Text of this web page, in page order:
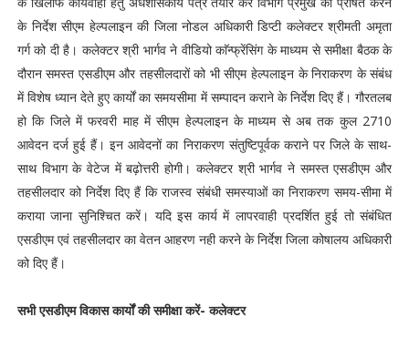
के निर्देश सीएम हेल्पलाइन की जिला नोडल अधिकारी डिप्टी कलेक्टर श्रीमती अमृता
गर्ग को दी है। कलेक्टर श्री भार्गव ने वीडियो काॅन्फ्रेंसिंग के माध्यम से समीक्षा बैठक के
दौरान समस्त एसडीएम और तहसीलदारों को भी सीएम हेल्पलाइन के निराकरण के संबंध
में विशेष ध्यान देते हुए कार्यों का समयसीमा में सम्पादन कराने के निर्देश दिए हैं। गौरतलब
हो कि जिले में फरवरी माह में सीएम हेल्पलाइन के माध्यम से अब तक कुल 2710
आवेदन दर्ज हुई हैं। इन आवेदनों का निराकरण संतुष्टिपूर्वक कराने पर जिले के साथ-
साथ विभाग के वेटेज में बढ़ोत्तरी होगी। कलेक्टर श्री भार्गव ने समस्त एसडीएम और
तहसीलदार को निर्देश दिए हैं कि राजस्व संबंधी समस्याओं का निराकरण समय-सीमा में
कराया जाना सुनिश्चित करें। यदि इस कार्य में लापरवाही प्रदर्शित हुई तो संबंधित
एसडीएम एवं तहसीलदार का वेतन आहरण नही करने के निर्देश जिला कोषालय अधिकारी
को दिए हैं।
सभी एसडीएम विकास कार्यों की समीक्षा करें- कलेक्टर